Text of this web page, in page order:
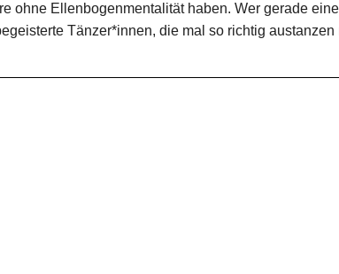
ohne Ellenbogenmentalität haben. Wer gerade
Tänzer*innen, die mal so richtig austanzen